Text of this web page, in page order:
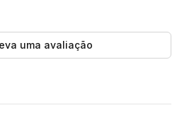
uma avaliação